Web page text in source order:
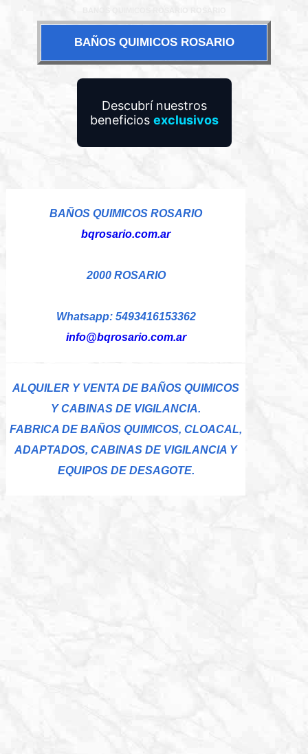
BAÑOS QUIMICOS ROSARIO
Descubrí nuestros
beneficios exclusivos
BAÑOS QUIMICOS ROSARIO
bqrosario.com.ar
2000 ROSARIO
Whatsapp: 5493416153362
info@bqrosario.com.ar
ALQUILER Y VENTA DE BAÑOS QUIMICOS
Y CABINAS DE VIGILANCIA.
FABRICA DE BAÑOS QUIMICOS, CLOACAL,
ADAPTADOS, CABINAS DE VIGILANCIA Y
EQUIPOS DE DESAGOTE.